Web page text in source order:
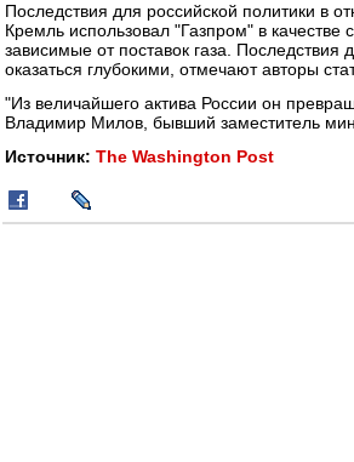
Последствия для российской политики в
Кремль использовал "Газпром" в качестве
зависимые от поставок газа.
оказаться глубокими, отмечают авторы
"Из величайшего актива России он
Владимир Милов, бывший заместитель
Источник: The Washington Post